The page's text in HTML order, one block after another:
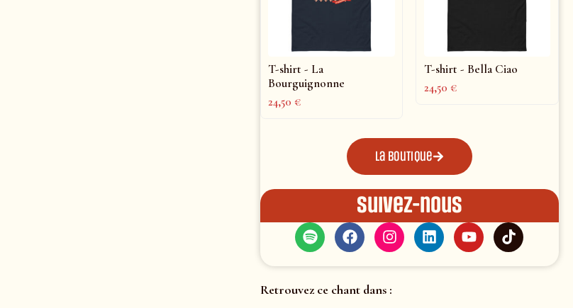
T-shirt - La
Bourguignonne
24,50€
T-shirt - Bella Ciao
24,50€
La boutique
Suivez-nous
Retrouvez ce chant dans :